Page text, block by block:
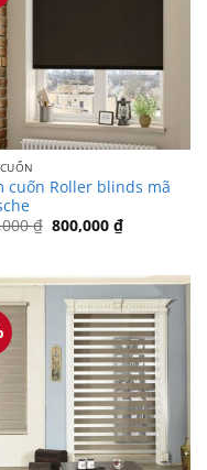
cuốn Roller blinds mã
₫ Giá
800,000 ₫Giá
hiện
800,000 ₫.